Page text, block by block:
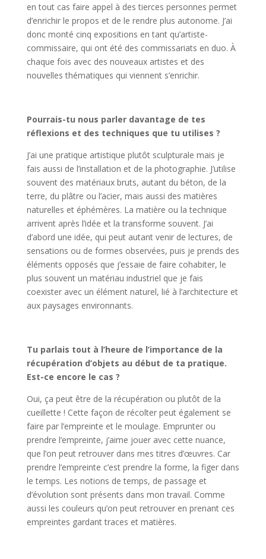
en tout cas faire appel à des tierces personnes permet
d’enrichir le propos et de le rendre plus autonome. J’ai
donc monté cinq expositions en tant qu’artiste-
commissaire, qui ont été des commissariats en duo. À
chaque fois avec des nouveaux artistes et des
nouvelles thématiques qui viennent s’enrichir.
Pourrais-tu nous parler davantage de tes
réflexions et des techniques que tu utilises ?
J’ai une pratique artistique plutôt sculpturale mais je
fais aussi de l’installation et de la photographie. J’utilise
souvent des matériaux bruts, autant du béton, de la
terre, du plâtre ou l’acier, mais aussi des matières
naturelles et éphémères. La matière ou la technique
arrivent après l’idée et la transforme souvent. J’ai
d’abord une idée, qui peut autant venir de lectures, de
sensations ou de formes observées, puis je prends des
éléments opposés que j’essaie de faire cohabiter, le
plus souvent un matériau industriel que je fais
coexister avec un élément naturel, lié à l’architecture et
aux paysages environnants.
Tu parlais tout à l’heure de l’importance de la
récupération d’objets au début de ta pratique.
Est-ce encore le cas ?
Oui, ça peut être de la récupération ou plutôt de la
cueillette ! Cette façon de récolter peut également se
faire par l’empreinte et le moulage. Emprunter ou
prendre l’empreinte, j’aime jouer avec cette nuance,
que l’on peut retrouver dans mes titres d’œuvres. Car
prendre l’empreinte c’est prendre la forme, la figer dans
le temps. Les notions de temps, de passage et
d’évolution sont présents dans mon travail. Comme
aussi les couleurs qu’on peut retrouver en prenant ces
empreintes gardant traces et matières.